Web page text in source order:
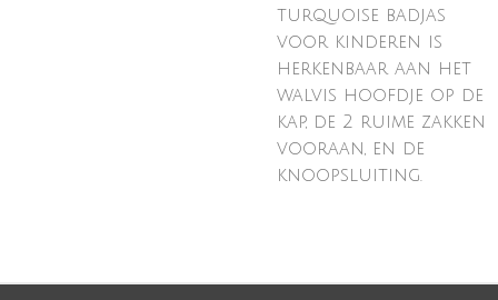
turquoise badjas
voor kinderen is
herkenbaar aan het
walvis hoofdje op de
kap, de 2 ruime zakken
vooraan, en de
knoopsluiting.